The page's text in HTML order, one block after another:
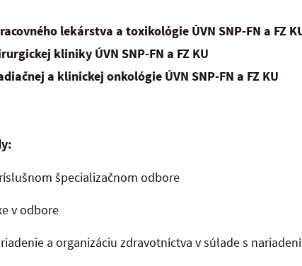
lekárstva a toxikológie ÚVN SNP-FN a FZ
kliniky ÚVN SNP-FN a FZ KU
a klinickej onkológie ÚVN SNP-FN a FZ KU
špecializačnom odbore
v odbore
a organizáciu zdravotníctva v súlade s